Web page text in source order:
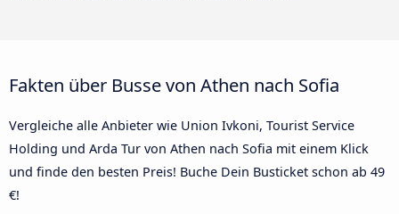
Fakten über Busse von Athen nach Sofia
Vergleiche alle Anbieter wie Union Ivkoni, Tourist Service
Holding und Arda Tur von Athen nach Sofia mit einem Klick
und finde den besten Preis! Buche Dein Busticket schon ab 49
€!